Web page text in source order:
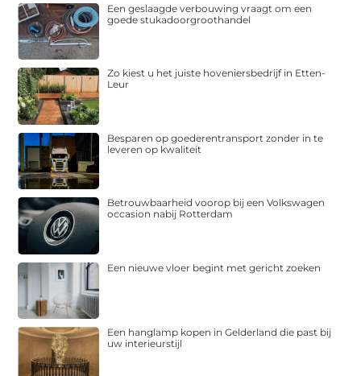
Een geslaagde verbouwing vraagt om een
goede stukadoorgroothandel
Zo kiest u het juiste hoveniersbedrijf in Etten-
Leur
Besparen op goederentransport zonder in te
leveren op kwaliteit
Betrouwbaarheid voorop bij een Volkswagen
occasion nabij Rotterdam
Een nieuwe vloer begint met gericht zoeken
Een hanglamp kopen in Gelderland die past bij
uw interieurstijl